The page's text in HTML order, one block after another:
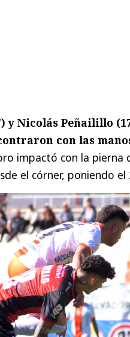
y Nicolás Peñailillo
con las
impactó con la
el córner, poniendo el